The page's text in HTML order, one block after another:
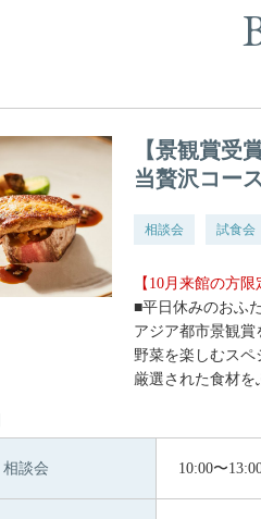
【景観賞
当贅沢コー
相談会 試食会
【10月来館の方
■平日休みのおふ
アジア都市景観賞
野菜を楽しむス
厳選された食材を
相談会 10:00〜